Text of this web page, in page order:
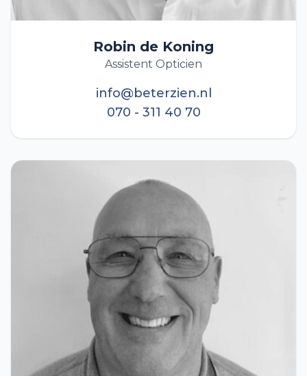
Robin de Koning
Assistent Opticien
info@beterzien.nl
070 - 311 40 70